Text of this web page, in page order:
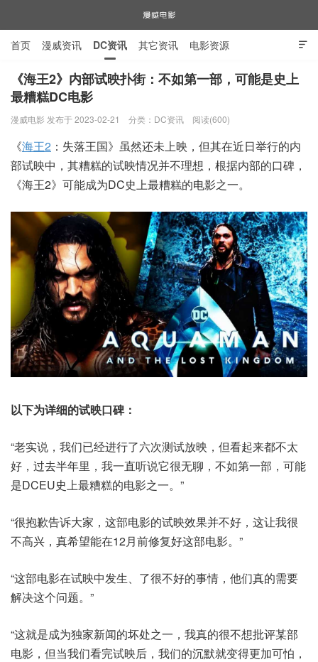
漫威电影

首页 漫威资讯 DC资讯 其它资讯 电影资源
电视剧资源 漫威图片
《海王2》内部试映扑街：不如第一部，可能是史上
最糟糕DC电影
漫威电影 发布于 2023-02-21 分类： DC资讯 阅读(600)
《海王2 ：失落王国》虽然还未上映，但其在近日举行的内
部试映中，其糟糕的试映情况并不理想，根据内部的口碑，
《海王2》可能成为DC史上最糟糕的电影之一。
以下为详细的试映口碑：
“老实说，我们已经进行了六次测试放映，但看起来都不太
好，过去半年里，我一直听说它很无聊，不如第一部，可能
是DCEU史上最糟糕的电影之一。”
“很抱歉告诉大家，这部电影的试映效果并不好，这让我很
不高兴，真希望能在12月前修复好这部电影。”
“这部电影在试映中发生、了很不好的事情，他们真的需要
解决这个问题。”
“这就是成为独家新闻的坏处之一，我真的很不想批评某部
电影，但当我们看完试映后，我们的沉默就变得更加可怕，